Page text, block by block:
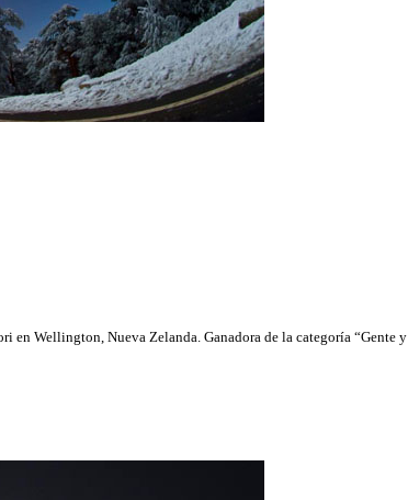
en Wellington, Nueva Zelanda. Ganadora de la categoría “Gente y